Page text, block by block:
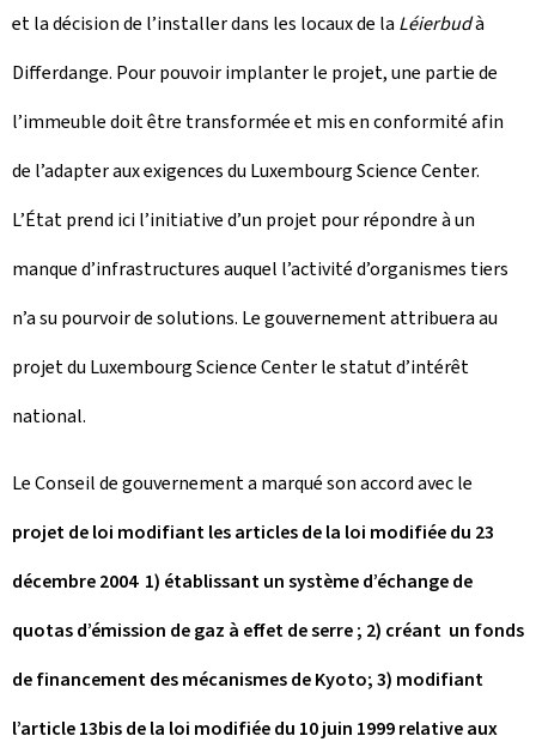
et la décision de l’installer dans les locaux de la Léierbudà
Differdange. Pour pouvoir implanter le projet, une partie de
l’immeuble doit être transformée et mis en conformité afin
de l’adapter aux exigences du Luxembourg Science Center.
L’État prend ici l’initiative d’un projet pour répondre à un
manque d’infrastructures auquel l’activité d’organismes tiers
n’a su pourvoir de solutions. Le gouvernement attribuera au
projet du Luxembourg Science Center le statut d’intérêt
national.
Le Conseil de gouvernement a marqué son accord avec le
projet de loi modifiant les articles de la loi modifiée du 23
décembre 2004 1) établissant un système d’échange de
quotas d’émission de gaz à effet de serre ; 2) créant un fonds
de financement des mécanismes de Kyoto; 3) modifiant
l’article 13bis de la loi modifiée du 10 juin 1999 relative aux